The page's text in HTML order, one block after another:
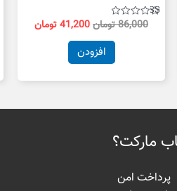
امتیاز86,000تومان41,200تومان
افزودن
مارکت؟
پرداخت امن